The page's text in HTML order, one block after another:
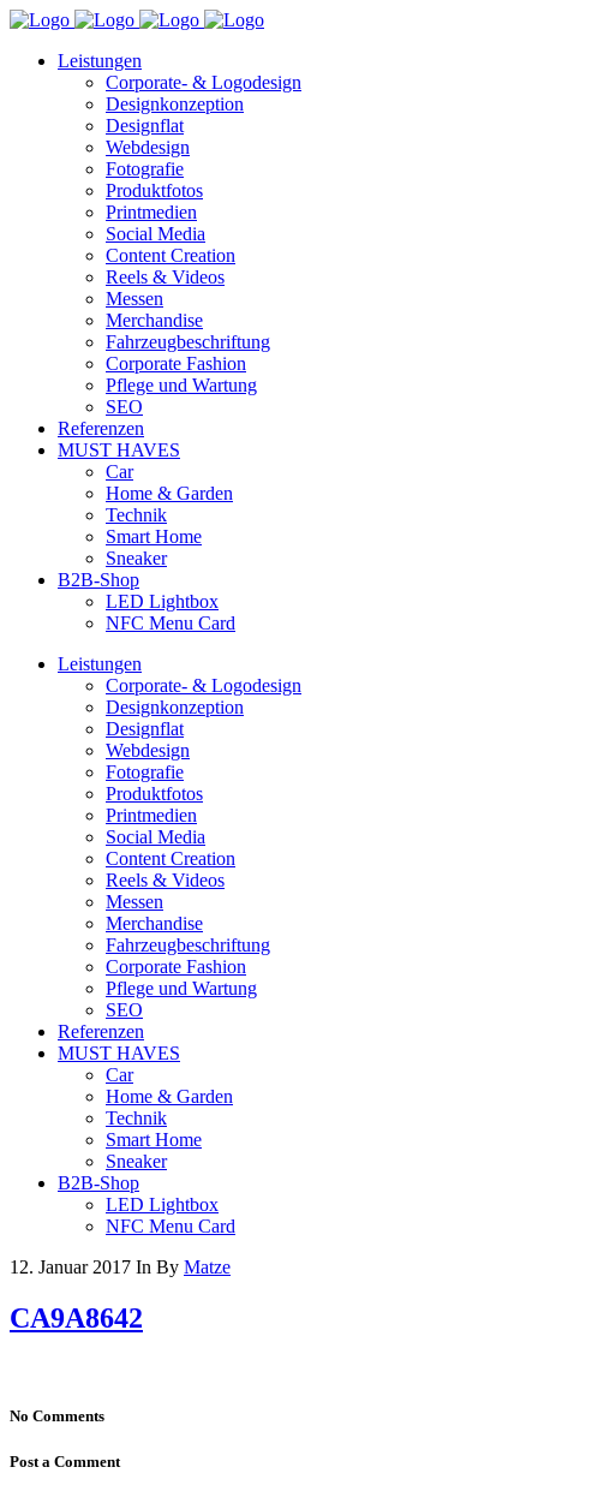
Leistungen
Corporate- & Logodesign
Designkonzeption
Designflat
Webdesign
Fotografie
Produktfotos
Printmedien
Social Media
Content Creation
Reels & Videos
Messen
Merchandise
Fahrzeugbeschriftung
Corporate Fashion
Pflege und Wartung
SEO
Referenzen
MUST HAVES
Car
Home & Garden
Technik
Smart Home
Sneaker
B2B-Shop
LED Lightbox
NFC Menu Card
Leistungen
Corporate- & Logodesign
Designkonzeption
Designflat
Webdesign
Fotografie
Produktfotos
Printmedien
Social Media
Content Creation
Reels & Videos
Messen
Merchandise
Fahrzeugbeschriftung
Corporate Fashion
Pflege und Wartung
SEO
Referenzen
MUST HAVES
Car
Home & Garden
Technik
Smart Home
Sneaker
B2B-Shop
LED Lightbox
NFC Menu Card
12. Januar 2017 In By Matze
CA9A8642
No Comments
Post a Comment